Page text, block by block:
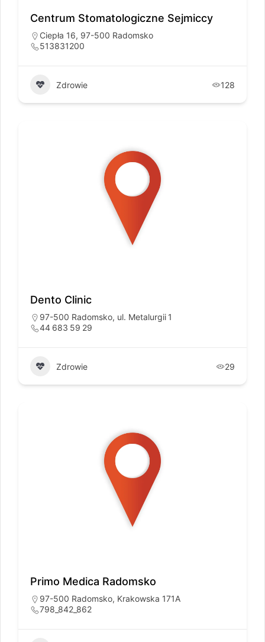
Centrum Stomatologiczne Sejmiccy
Ciepła 16, 97-500 Radomsko
513831200
Zdrowie 128
Dento Clinic
97-500 Radomsko, ul. Metalurgii 1
44 683 59 29
Zdrowie 29
Primo Medica Radomsko
97-500 Radomsko, Krakowska 171A
798_842_862